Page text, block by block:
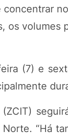
concentrar
os volumes
(7) e
“Há